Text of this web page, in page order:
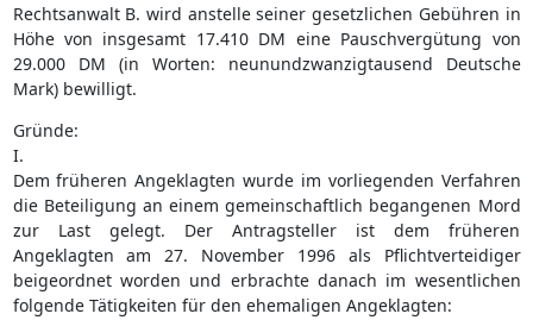
Rechtsanwalt B. wird anstelle seiner gesetzlichen Gebühren in
Höhe von insgesamt 17.410 DM eine Pauschvergütung von
29.000 DM (in Worten: neunundzwanzigtausend Deutsche
Mark) bewilligt.
Gründe:
I.
Dem früheren Angeklagten wurde im vorliegenden Verfahren
die Beteiligung an einem gemeinschaftlich begangenen Mord
zur Last gelegt. Der Antragsteller ist dem früheren
Angeklagten am 27. November 1996 als Pflichtverteidiger
beigeordnet worden und erbrachte danach im wesentlichen
folgende Tätigkeiten für den ehemaligen Angeklagten: